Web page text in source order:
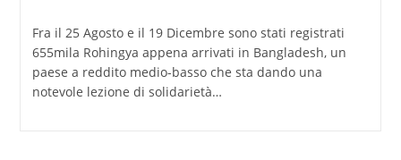
Fra il 25 Agosto e il 19 Dicembre sono stati registrati
655mila Rohingya appena arrivati in Bangladesh, un
paese a reddito medio-basso che sta dando una
notevole lezione di solidarietà…